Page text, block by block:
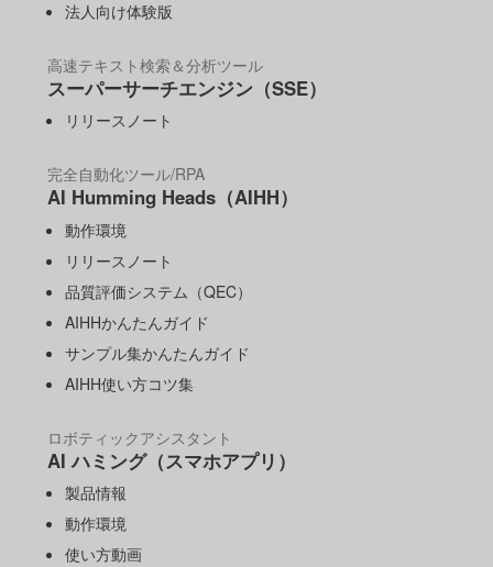
法人向け体験版
高速テキスト検索＆分析ツール
スーパーサーチエンジン（SSE）
リリースノート
完全自動化ツール/RPA
AI Humming Heads（AIHH）
動作環境
リリースノート
品質評価システム（QEC）
AIHHかんたんガイド
サンプル集かんたんガイド
AIHH使い方コツ集
ロボティックアシスタント
AI ハミング（スマホアプリ）
製品情報
動作環境
使い方動画